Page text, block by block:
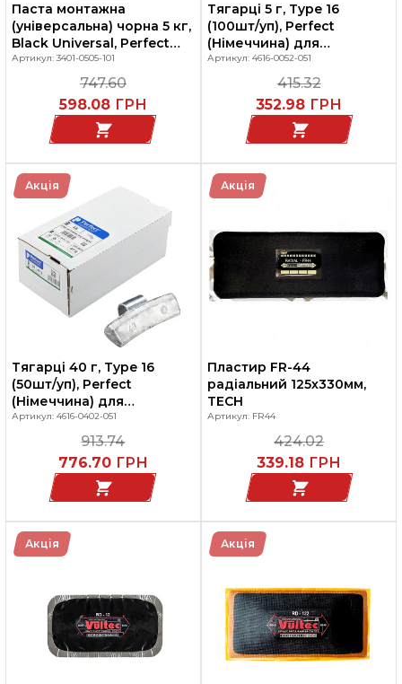
Паста монтажна
(універсальна) чорна 5 кг,
Black Universal, Perfect
Німеччина
Артикул: 3401-0505-101
747.60
598.08 ГРН
Тягарці 5 г, Type 16
(100шт/уп), Perfect
(Німеччина) для
легкосплавних дисків
Артикул: 4616-0052-051
415.32
352.98 ГРН
Акція
Тягарці 40 г, Type 16
(50шт/уп), Perfect
(Німеччина) для
легкосплавних дисків
Артикул: 4616-0402-051
913.74
776.70 ГРН
Акція
Пластир FR-44
радіальний 125х330мм,
TECH
Артикул: FR44
424.02
339.18 ГРН
Акція Акція